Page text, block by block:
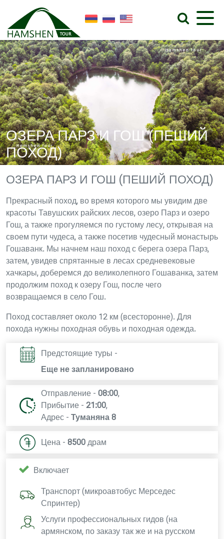
ОЗЕРА ПАРЗ И ГОШ (ПЕШИЙ
ПОХОД)
ОЗЕРА ПАРЗ И ГОШ (ПЕШИЙ ПОХОД)
Прекрасный поход, во время которого мы увидим две
красоты Тавушских райских лесов, озеро Парз и озеро
Гош, а также прогуляемся по густому лесу, открывая на
своем пути чудеса, а также посетив чудесный монастырь
Гошаванк. Мы начнем наш поход с берега озера Парз,
затем, увидев спрятанные в лесах средневековые
хачкары, доберемся до великолепного Гошаванка, затем
продолжим поход к озеру Гош, после чего
возвращаемся в село Гош.
Поход составляет около 12 км (всесторонне). Для
похода нужны походная обувь и походная одежда.
Предстоящие туры -
Еще не запланировано
Отправление - 08:00,
Прибытие - 21:00,
Адрес - Туманяна 8
Цена - 8500 драм
Включает
Транспорт (микроавтобус Мерседес
Спринтер)
Услуги профессиональных гидов (на
армянском, по заказу так же и на русском